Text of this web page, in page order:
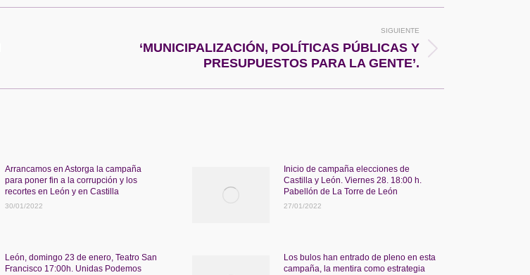
SIGUIENTE
‘MUNICIPALIZACIÓN, POLÍTICAS PÚBLICAS Y
PRESUPUESTOS PARA LA GENTE’.
Arrancamos en Astorga la campaña
para poner fin a la corrupción y los
recortes en León y en Castilla
30/01/2022
Inicio de campaña elecciones de
Castilla y León. Viernes 28. 18:00 h.
Pabellón de La Torre de León
27/01/2022
León, domingo 23 de enero, Teatro San
Francisco 17:00h. Unidas Podemos
Los bulos han entrado de pleno en esta
campaña, la mentira como estrategia